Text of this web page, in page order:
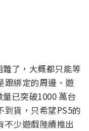
了，大概都只能等
跟綁定的周邊、遊
已突破1000 萬台
貨，只希望PS5的
不少遊戲陸續推出